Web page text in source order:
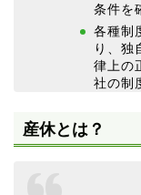
条件を
各種制
り、独
律上の
社の制
産休とは？